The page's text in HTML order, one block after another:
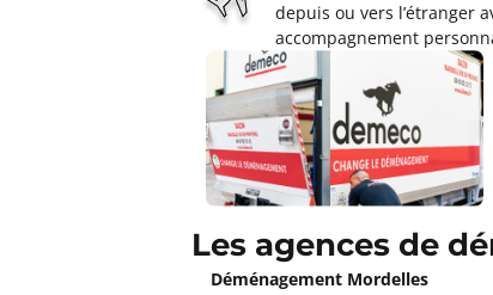
depuis ou vers l’étranger
accompagnement
Les agences de
Déménagement Mordelles